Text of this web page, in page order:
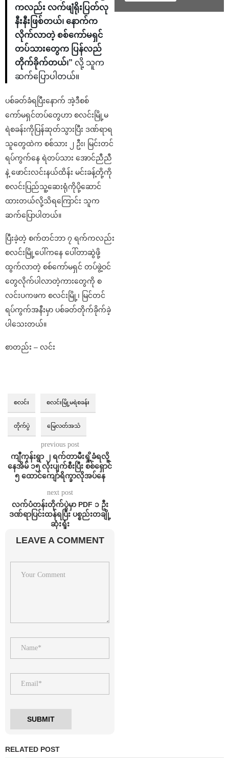
ကလည်း လက်ဖျံရိုးပြတ်လု
နီးနီးဖြစ်တယ်၊ နောက်က
လိုက်လာတဲ့ စစ်ကော်မရှင်
တပ်သားတွေက ပြန်လည်
တိုက်ခိုက်တယ်၊” လို့ သူက
ဆက်ပြောပါတယ်။
ပစ်ခတ်ခံရပြီးနောက် အဲ့ဒီစစ်
ကော်မရှင်တပ်တွေဟာ စလင်းမြို့မ
ရဲစခန်းကိုပြန်ဆုတ်သွားပြီး ဒဏ်ရာရ
သူတွေထဲက စစ်သား ၂ ဦး၊ မြင်းတင်
ရပ်ကွက်နေ ရဲတပ်သား အောင်ညီညီ
နဲ့ ဖောင်းလင်းနယ်ထိန်း မင်းခန့်တို့ကို
စလင်းပြည်သူ့ဆေးရုံကိုပို့ဆောင်
ထားတယ်လို့သိရကြောင်း သူက
ဆက်ပြောပါတယ်။
ပြီးခဲ့တဲ့ စက်တင်ဘာ ၇ ရက်ကလည်း
စလင်းမြို့ပေါ်ကနေ ပေါ်တာဆွဲဖို့
ထွက်လာတဲ့ စစ်ကော်မရှင် တပ်ဖွဲ့ဝင်
တွေလိုက်ပါလာတဲ့ကားတွေကို စ
လင်းပကဖက စလင်းမြို့၊ မြင်တင်
ရပ်ကွက်အနီးမှာ ပစ်ခတ်တိုက်ခိုက်ခဲ့
ပါသေးတယ်။
စာတည်း – လင်း
စလင်း စလင်းမြို့မရဲစခန်း
တိုက်ပွဲ မြေလတ်အသံ
previous post
ကျီကုန်းရွာ ၂ ရက်တာမီးရှို့ခံရလို့
နေအိမ် ၁၅ လုံးပျက်စီးပြီး စစ်ရှောင်
၅ ထောင်ကျော်ရိက္ခာလိုအပ်နေ
next post
လက်ပံတန်းတိုက်ပွဲမှာ PDF ၁ ဦး
ဒဏ်ရာပြင်းထန်ရပြီး ပစ္စည်းတချို့
ဆုံးရှုံး
LEAVE A COMMENT
RELATED POST